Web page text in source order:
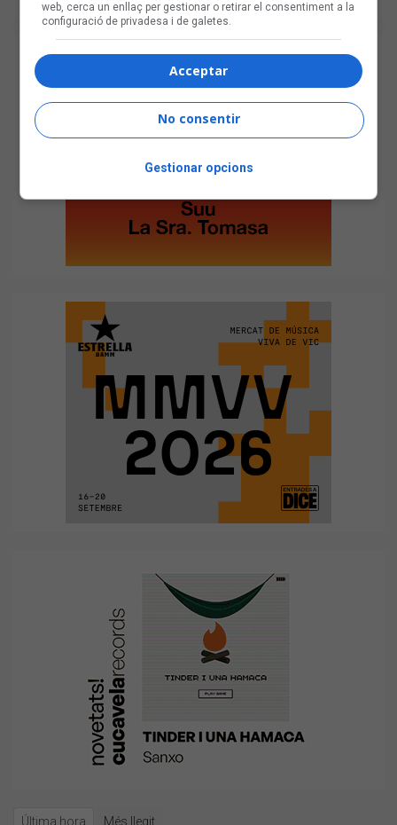
Última hora Més llegit
web, cerca un enllaç per gestionar o retirar el consentiment a la
configuració de privadesa i de galetes.
Acceptar
No consentir
Gestionar opcions